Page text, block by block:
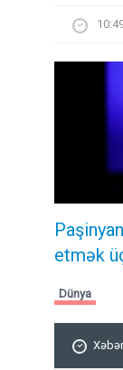
etmək
Dünya